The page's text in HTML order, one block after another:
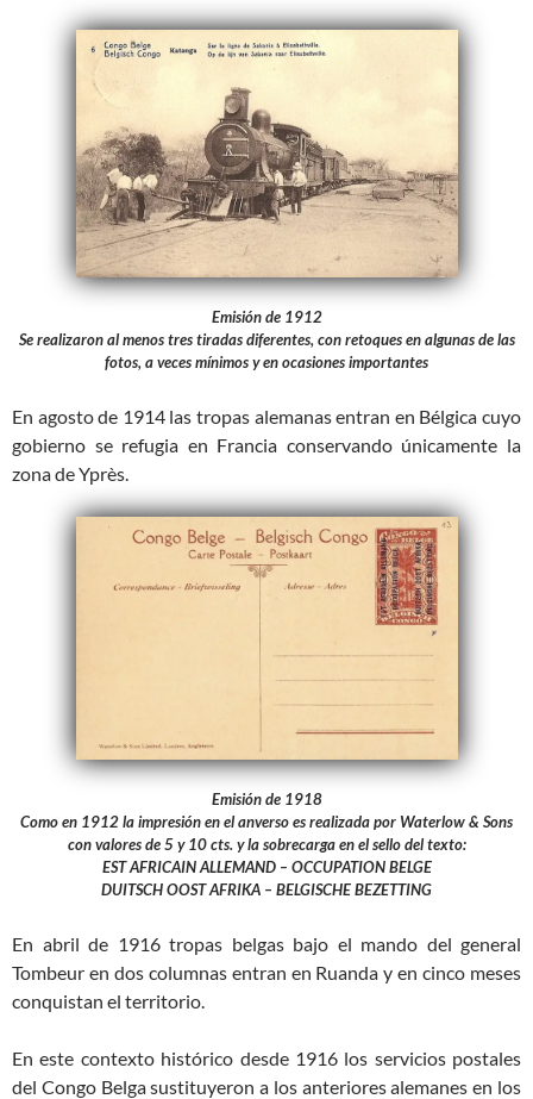
Emisión de 1912
Se realizaron al menos tres tiradas diferentes, con retoques en algunas de las
fotos, a veces mínimos y en ocasiones importantes
En agosto de 1914 las tropas alemanas entran en Bélgica cuyo
gobierno se refugia en Francia conservando únicamente la
zona de Yprès.
Emisión de 1918
Como en 1912 la impresión en el anverso es realizada por Waterlow & Sons
con valores de 5 y 10 cts. y la sobrecarga en el sello del texto:
EST AFRICAIN ALLEMAND – OCCUPATION BELGE
DUITSCH OOST AFRIKA – BELGISCHE BEZETTING
En abril de 1916 tropas belgas bajo el mando del general
Tombeur en dos columnas entran en Ruanda y en cinco meses
conquistan el territorio.
En este contexto histórico desde 1916 los servicios postales
del Congo Belga sustituyeron a los anteriores alemanes en los